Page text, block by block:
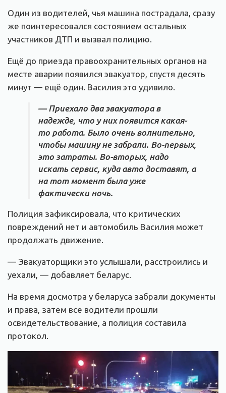
Один из водителей, чья машина пострадала, сразу
же поинтересовался состоянием остальных
участников ДТП и вызвал полицию.
Ещё до приезда правоохранительных органов на
месте аварии появился эвакуатор, спустя десять
минут — ещё один. Василия это удивило.
— Приехало два эвакуатора в
надежде, что у них появится какая-
то работа. Было очень волнительно,
чтобы машину не забрали. Во-первых,
это затраты. Во-вторых, надо
искать сервис, куда авто доставят, а
на тот момент была уже
фактически ночь.
Полиция зафиксировала, что критических
повреждений нет и автомобиль Василия может
продолжать движение.
— Эвакуаторщики это услышали, расстроились и
уехали, — добавляет беларус.
На время досмотра у беларуса забрали документы
и права, затем все водители прошли
освидетельствование, а полиция составила
протокол.